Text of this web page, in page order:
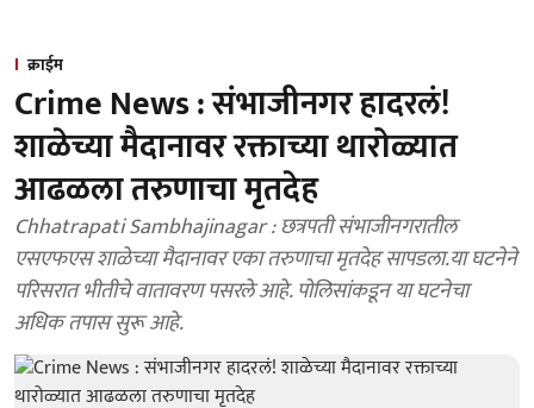
क्राईम
Crime News : संभाजीनगर हादरलं!
शाळेच्या मैदानावर रक्ताच्या थारोळ्यात
आढळला तरुणाचा मृतदेह
Chhatrapati Sambhajinagar : छत्रपती संभाजीनगरातील
एसएफएस शाळेच्या मैदानावर एका तरुणाचा मृतदेह सापडला.या घटनेने
परिसरात भीतीचे वातावरण पसरले आहे. पोलिसांकडून या घटनेचा
अधिक तपास सुरू आहे.